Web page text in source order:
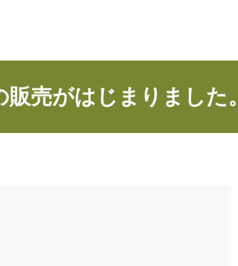
販売がはじまりました。